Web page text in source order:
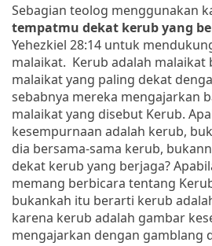
Sebagian teolog menggunakan
tempatmu dekat kerub yang
Yehezkiel 28:14 untuk
malaikat. Kerub adalah malaikat
malaikat yang paling dekat
sebabnya mereka mengajarkan
malaikat yang disebut Kerub.
kesempurnaan adalah kerub,
dia bersama-sama kerub,
dekat kerub yang berjaga?
memang berbicara tentang
bukankah itu berarti kerub
karena kerub adalah gambar
mengajarkan dengan gamblang